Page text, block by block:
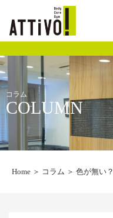
キ
ッ
プコラム
COLUMN
Home ＞ コラム ＞ 色が無い？